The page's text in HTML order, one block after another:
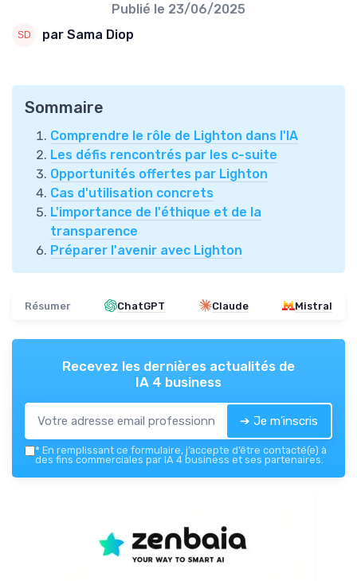
Publié le 23/06/2025
par Sama Diop
Sommaire
Comprendre le rôle de Lighton dans l'IA
Les défis rencontrés par les c-suite
Opportunités offertes par Lighton
Cas d'utilisation concrets
L'importance de l'éthique et de la
transparence
Préparer l'avenir avec Lighton
Résumer ChatGPT Claude Mistral
Recevez les dernières actualités de
IA 4 business
➔ Je m'inscris
* En remplissant ce formulaire, j’accepte d’être contacté(e) à
des fins commerciales par IA 4 business et ses partenaires.